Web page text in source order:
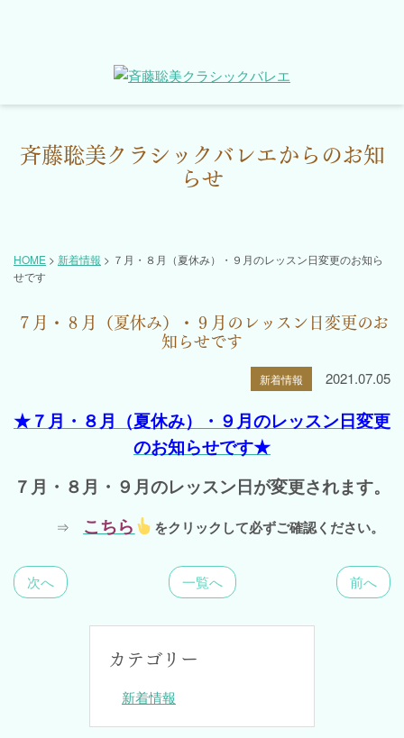
斉藤聡美クラシックバレエからのお知
らせ
HOME > 新着情報 > ７月・８月（夏休み）・９月のレッスン日変更のお知ら
せです
７月・８月（夏休み）・９月のレッスン日変更のお
知らせです
新着情報 2021.07.05
★７月・８月（夏休み）・９月のレッスン日変更
のお知らせです★
７月・８月・９月のレッスン日が変更されます。
⇒ こちら をクリックして必ずご確認ください。
次へ 一覧へ 前へ
カテゴリー
新着情報